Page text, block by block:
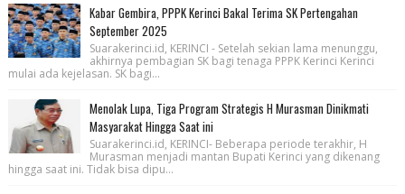
Kabar Gembira, PPPK Kerinci Bakal Terima SK Pertengahan
September 2025
Suarakerinci.id, KERINCI - Setelah sekian lama menunggu,
akhirnya pembagian SK bagi tenaga PPPK Kerinci Kerinci
mulai ada kejelasan. SK bagi...
Menolak Lupa, Tiga Program Strategis H Murasman Dinikmati
Masyarakat Hingga Saat ini
Suarakerinci.id, KERINCI- Beberapa periode terakhir, H
Murasman menjadi mantan Bupati Kerinci yang dikenang
hingga saat ini. Tidak bisa dipu...